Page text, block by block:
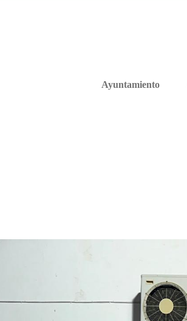
Ayuntamiento